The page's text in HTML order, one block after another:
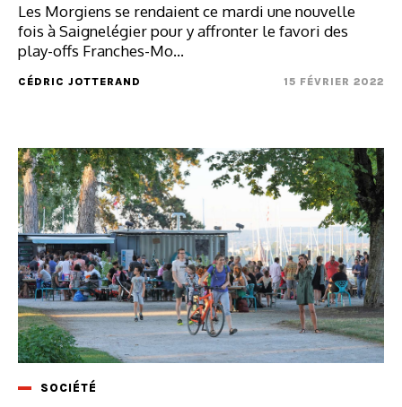
Les Morgiens se rendaient ce mardi une nouvelle
fois à Saignelégier pour y affronter le favori des
play-offs Franches-Mo...
CÉDRIC JOTTERAND 15 FÉVRIER 2022
SOCIÉTÉ